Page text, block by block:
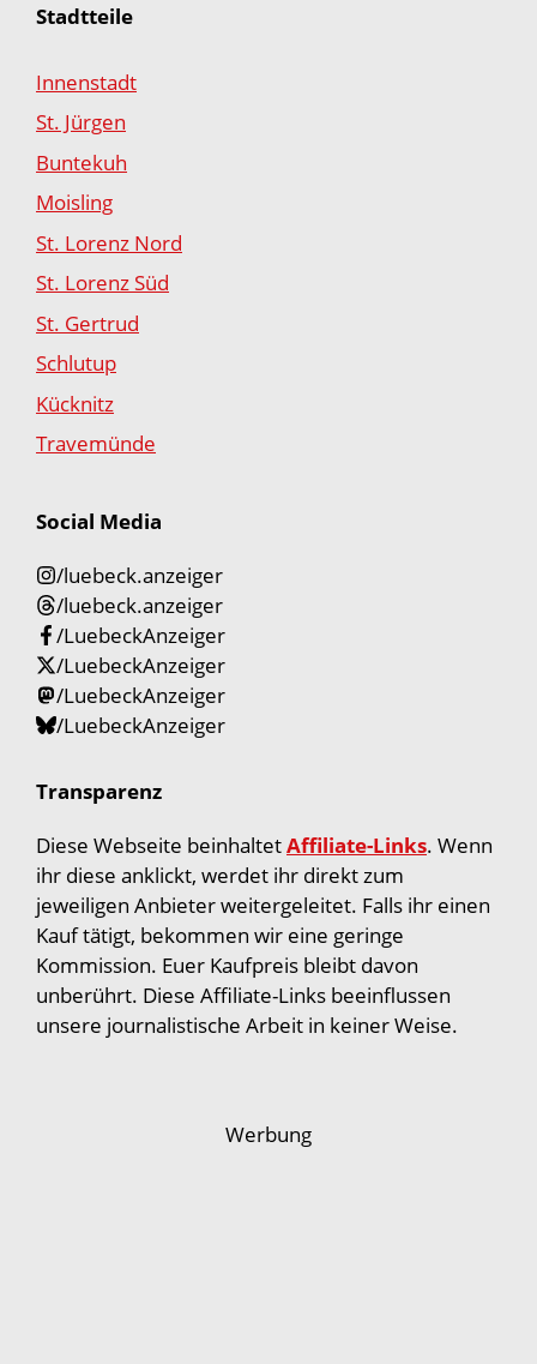
Stadtteile
Innenstadt
St. Jürgen
Buntekuh
Moisling
St. Lorenz Nord
St. Lorenz Süd
St. Gertrud
Schlutup
Kücknitz
Travemünde
Social Media
/luebeck.anzeiger
/luebeck.anzeiger
/LuebeckAnzeiger
/LuebeckAnzeiger
/LuebeckAnzeiger
/LuebeckAnzeiger
Transparenz
Diese Webseite beinhaltetAffiliate-Links. Wenn
ihr diese anklickt, werdet ihr direkt zum
jeweiligen Anbieter weitergeleitet. Falls ihr einen
Kauf tätigt, bekommen wir eine geringe
Kommission. Euer Kaufpreis bleibt davon
unberührt. Diese Affiliate-Links beeinflussen
unsere journalistische Arbeit in keiner Weise.
Werbung